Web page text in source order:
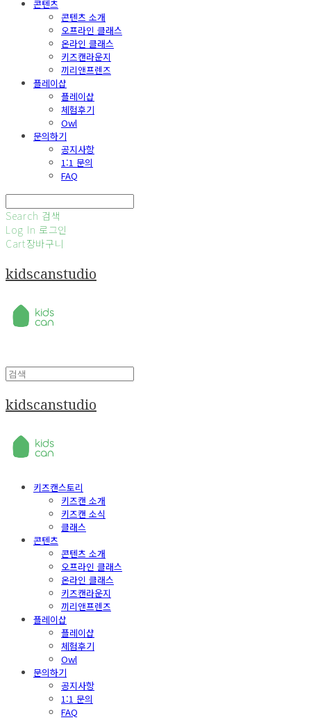
콘텐츠
콘텐츠 소개
오프라인 클래스
온라인 클래스
키즈캔라운지
끼리앤프렌즈
플레이샵
플레이샵
체험후기
Owl
문의하기
공지사항
1:1 문의
FAQ
Search 검색
Log In 로그인
Cart장바구니
kidscanstudio
kidscanstudio
키즈캔스토리
키즈캔 소개
키즈캔 소식
클래스
콘텐츠
콘텐츠 소개
오프라인 클래스
온라인 클래스
키즈캔라운지
끼리앤프렌즈
플레이샵
플레이샵
체험후기
Owl
문의하기
공지사항
1:1 문의
FAQ